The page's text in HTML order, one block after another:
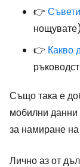
👉
👉 Какво
Също така е
мобилни данни
за намиране
Лично аз от